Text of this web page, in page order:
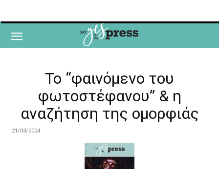
To “φαινόμενο του
φωτοστέφανου” & η
αναζήτηση της ομορφιάς
21/03/2024